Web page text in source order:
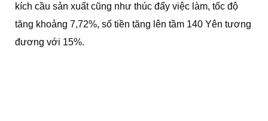
kích cầu sản xuất cũng như thúc đẩy việc làm, tốc độ
tăng khoảng 7,72%, số tiền tăng lên tầm 140 Yên tương
đương với 15%.